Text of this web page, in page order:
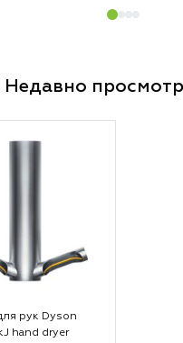
Недавно
рук Dyson
hand dryer